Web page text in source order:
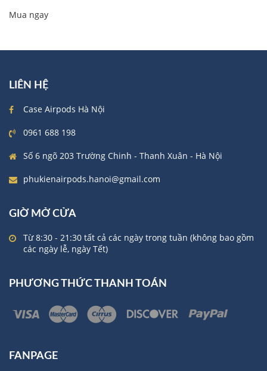
Mua ngay
LIÊN HỆ
Case Airpods Hà Nội
0961 688 198
Số 6 ngõ 203 Trường Chinh - Thanh Xuân - Hà Nội
phukienairpods.hanoi@gmail.com
GIỜ MỞ CỬA
Từ 8:30 - 21:30 tất cả các ngày trong tuần (không bao gồm
các ngày lễ, ngày Tết)
PHƯƠNG THỨC THANH TOÁN
FANPAGE